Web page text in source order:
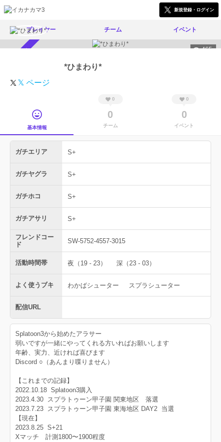
新規登録・ログイン
プレイヤー チーム イベント
465
*ひまわり*
𝕏 ページ
基本情報
0
0
チーム
0
0
イベント
ガチエリア S+
ガチヤグラ S+
ガチホコ S+
ガチアサリ S+
フレンドコー
ド
SW-5752-4557-3015
活動時間帯 夜（19 - 23） 深（23 - 03）
よく使うブキ わかばシューター スプラシューター
配信URL
Splatoon3から始めたアラサー
弱いですが一緒にやってくれる方いればお願いします
年齢、実力、近ければ喜びます
Discord ○（あんまり喋りません）
【これまでの記録】
2022.10.18 Splatoon3購入
2023.4.30 スプラトゥーン甲子園 関東地区 落選
2023.7.23 スプラトゥーン甲子園 東海地区 DAY2 当選
【現在】
2023.8.25 S+21
Xマッチ 計測1800〜1900程度